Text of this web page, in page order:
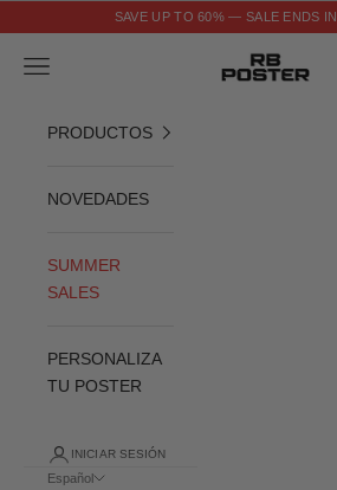
SAVE UP TO 60% — SALE ENDS IN
RB POSTER
Menú
PRODUCTOS
NOVEDADES
SUMMER
SALES
PERSONALIZA
TU POSTER
INICIAR SESIÓN
Español